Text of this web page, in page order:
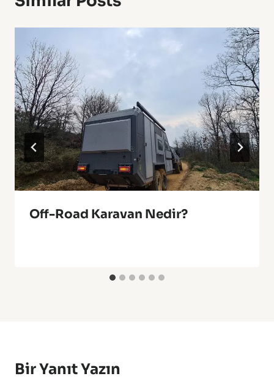
Off-Road Karavan Nedir?
Bir Yanıt Yazın